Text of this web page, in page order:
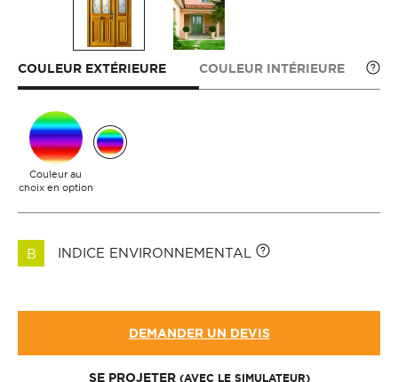
COULEUR EXTÉRIEURE COULEUR INTÉRIEURE
Couleur au
choix en option
B INDICE ENVIRONNEMENTAL
DEMANDER UN DEVIS
SE PROJETER (AVEC LE SIMULATEUR)